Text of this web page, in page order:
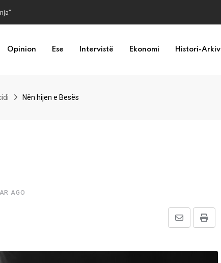
Opinion Ese Intervistë Ekonomi Histori-Arkiv
Nën hijen e Besës
AGO
Print
Share
Email